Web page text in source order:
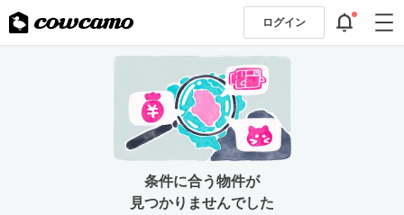
ログイン
条件に合う物件が
見つかりませんでした